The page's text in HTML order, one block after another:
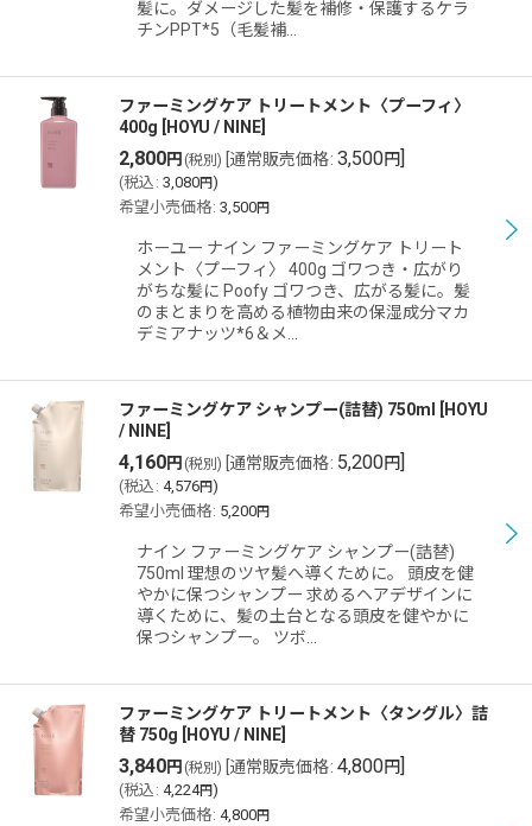
髪に。ダメージした髪を補修・保護するケラ
チンPPT*5（毛髪補…
ファーミングケア トリートメント〈プーフィ〉
400g
HOYU / NINE
2,800円 (税別) 通常販売価格: 3,500円]
(税込 : 3,080円)
希望小売価格: 3,500円
ホーユー ナイン ファーミングケア トリート
メント〈プーフィ〉 400g ゴワつき・広がり
がちな髪に Poofy ゴワつき、広がる髪に。髪
のまとまりを高める植物由来の保湿成分マカ
デミアナッツ*6＆メ…
ファーミングケア シャンプー(詰替) 750ml
HOYU
/ NINE
4,160円 (税別) 通常販売価格: 5,200円]
(税込 : 4,576円)
希望小売価格: 5,200円
ナイン ファーミングケア シャンプー(詰替)
750ml 理想のツヤ髪へ導くために。 頭皮を健
やかに保つシャンプー 求めるヘアデザインに
導くために、髪の土台となる頭皮を健やかに
保つシャンプー。 ツボ…
ファーミングケア トリートメント〈タングル〉詰
替 750g
HOYU / NINE
3,840円 (税別) 通常販売価格: 4,800円]
(税込 : 4,224円)
希望小売価格: 4,800円